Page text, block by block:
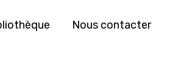
Nous contacter